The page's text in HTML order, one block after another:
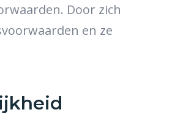
Door zich
en ze